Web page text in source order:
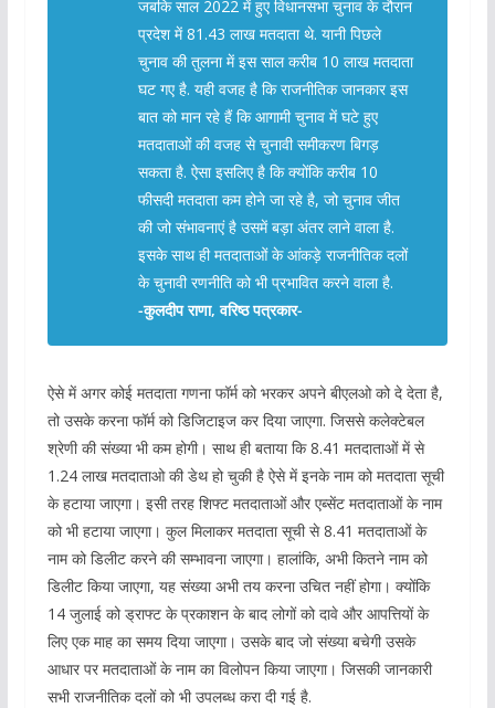
जबकि साल 2022 में हुए विधानसभा चुनाव के दौरान
प्रदेश में 81.43 लाख मतदाता थे. यानी पिछले
चुनाव की तुलना में इस साल करीब 10 लाख मतदाता
घट गए है. यही वजह है कि राजनीतिक जानकार इस
बात को मान रहे हैं कि आगामी चुनाव में घटे हुए
मतदाताओं की वजह से चुनावी समीकरण बिगड़
सकता है. ऐसा इसलिए है कि क्योंकि करीब 10
फीसदी मतदाता कम होने जा रहे है, जो चुनाव जीत
की जो संभावनाएं है उसमें बड़ा अंतर लाने वाला है.
इसके साथ ही मतदाताओं के आंकड़े राजनीतिक दलों
के चुनावी रणनीति को भी प्रभावित करने वाला है.
-कुलदीप राणा, वरिष्ठ पत्रकार-
ऐसे में अगर कोई मतदाता गणना फॉर्म को भरकर अपने बीएलओ को दे देता है,
तो उसके करना फॉर्म को डिजिटाइज कर दिया जाएगा. जिससे कलेक्टेबल
श्रेणी की संख्या भी कम होगी। साथ ही बताया कि 8.41 मतदाताओं में से
1.24 लाख मतदाताओ की डेथ हो चुकी है ऐसे में इनके नाम को मतदाता सूची
के हटाया जाएगा। इसी तरह शिफ्ट मतदाताओं और एब्सेंट मतदाताओं के नाम
को भी हटाया जाएगा। कुल मिलाकर मतदाता सूची से 8.41 मतदाताओं के
नाम को डिलीट करने की सम्भावना जाएगा। हालांकि, अभी कितने नाम को
डिलीट किया जाएगा, यह संख्या अभी तय करना उचित नहीं होगा। क्योंकि
14 जुलाई को ड्राफ्ट के प्रकाशन के बाद लोगों को दावे और आपत्तियों के
लिए एक माह का समय दिया जाएगा। उसके बाद जो संख्या बचेगी उसके
आधार पर मतदाताओं के नाम का विलोपन किया जाएगा। जिसकी जानकारी
सभी राजनीतिक दलों को भी उपलब्ध करा दी गई है.